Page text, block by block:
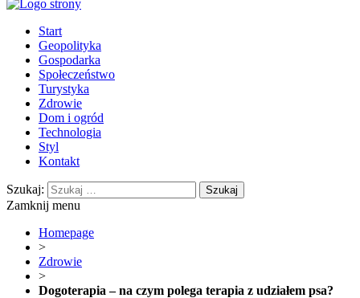
Start
Geopolityka
Gospodarka
Społeczeństwo
Turystyka
Zdrowie
Dom i ogród
Technologia
Styl
Kontakt
Szukaj:
Zamknij menu
Homepage
>
Zdrowie
>
Dogoterapia – na czym polega terapia z udziałem psa?